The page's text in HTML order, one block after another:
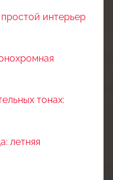
интерьер
тонах:
летняя